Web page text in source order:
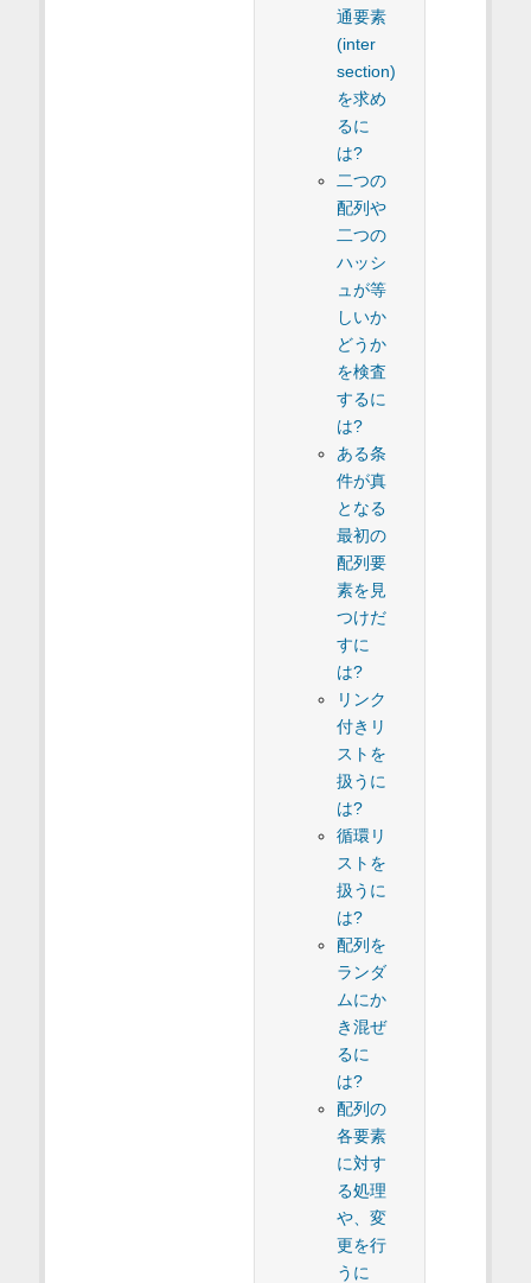
通要素
(inter
section)
を求め
るに
は?
二つの
配列や
二つの
ハッシ
ュが等
しいか
どうか
を検査
するに
は?
ある条
件が真
となる
最初の
配列要
素を見
つけだ
すに
は?
リンク
付きリ
ストを
扱うに
は?
循環リ
ストを
扱うに
は?
配列を
ランダ
ムにか
き混ぜ
るに
は?
配列の
各要素
に対す
る処理
や、変
更を行
うに